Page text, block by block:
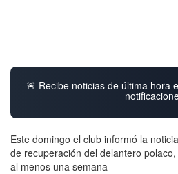
🚨 Recibe noticias de última hora
Este domingo el club informó la
de recuperación del delantero
al menos una semana